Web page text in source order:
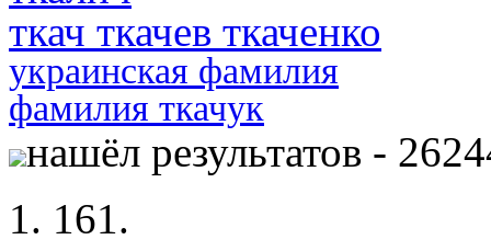
ткач ткачев ткаченко
украинская фамилия
фамилия ткачук
нашёл результатов -
161.